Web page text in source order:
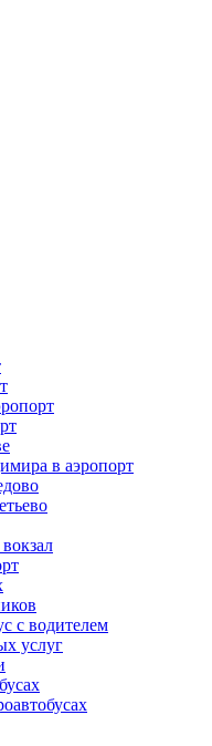
в аэропорт
с водителем
услуг